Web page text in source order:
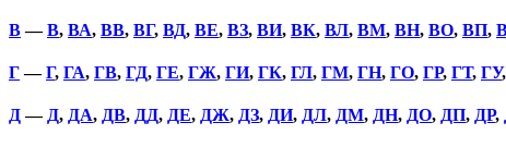
В—В, ВА, ВВ, ВГ, ВД, ВЕ, ВЗ, ВИ, ВК, ВЛ, ВМ, ВН, ВО, ВП,
Г—Г, ГА, ГВ, ГД, ГЕ, ГЖ, ГИ, ГК, ГЛ, ГМ, ГН, ГО, ГР, ГТ, ГУ,
Д— Д, ДА, ДВ, ДД, ДЕ, ДЖ, ДЗ, ДИ, ДЛ, ДМ, ДН, ДО, ДП, ДР,